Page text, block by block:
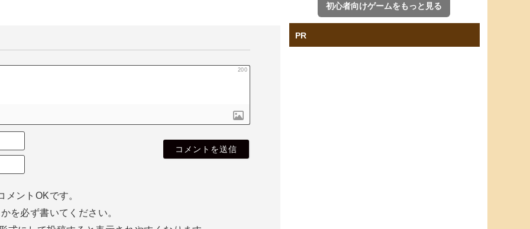
200
名
無
さ
E
m
（
空
ントOKです。
を必ず書いてください。
初心者向けゲームをもっと見る
PR